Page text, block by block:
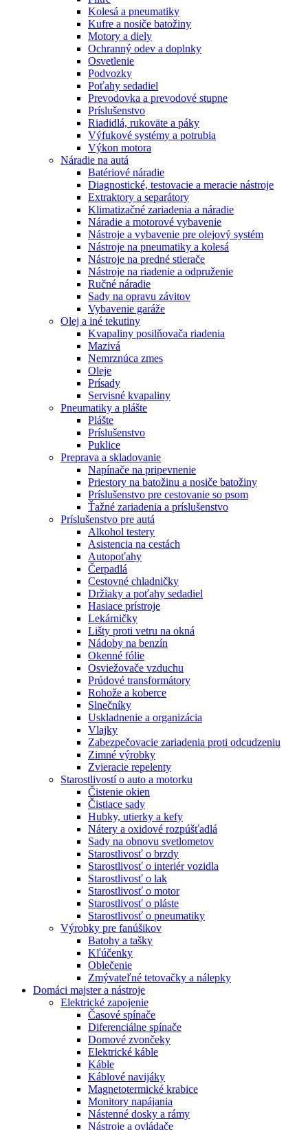
Kolesá a pneumatiky
Kufre a nosiče batožiny
Motory a diely
Ochranný odev a doplnky
Osvetlenie
Podvozky
Poťahy sedadiel
Prevodovka a prevodové stupne
Príslušenstvo
Riadidlá, rukoväte a páky
Výfukové systémy a potrubia
Výkon motora
Náradie na autá
Batériové náradie
Diagnostické, testovacie a meracie nástroje
Extraktory a separátory
Klimatizačné zariadenia a náradie
Náradie a motorové vybavenie
Nástroje a vybavenie pre olejový systém
Nástroje na pneumatiky a kolesá
Nástroje na predné stierače
Nástroje na riadenie a odpruženie
Ručné náradie
Sady na opravu závitov
Vybavenie garáže
Olej a iné tekutiny
Kvapaliny posilňovača riadenia
Mazivá
Nemrznúca zmes
Oleje
Prísady
Servisné kvapaliny
Pneumatiky a plášte
Plášte
Príslušenstvo
Puklice
Preprava a skladovanie
Napínače na pripevnenie
Priestory na batožinu a nosiče batožiny
Príslušenstvo pre cestovanie so psom
Ťažné zariadenia a príslušenstvo
Príslušenstvo pre autá
Alkohol testery
Asistencia na cestách
Autopoťahy
Čerpadlá
Cestovné chladničky
Držiaky a poťahy sedadiel
Hasiace prístroje
Lekárničky
Lišty proti vetru na okná
Nádoby na benzín
Okenné fólie
Osviežovače vzduchu
Prúdové transformátory
Rohože a koberce
Slnečníky
Uskladnenie a organizácia
Vlajky
Zabezpečovacie zariadenia proti odcudzeniu
Zimné výrobky
Zvieracie repelenty
Starostlivostí o auto a motorku
Čistenie okien
Čistiace sady
Hubky, utierky a kefy
Nátery a oxidové rozpúšťadlá
Sady na obnovu svetlometov
Starostlivosť o brzdy
Starostlivosť o interiér vozidla
Starostlivosť o lak
Starostlivosť o motor
Starostlivosť o pláste
Starostlivosť o pneumatiky
Výrobky pre fanúšikov
Batohy a tašky
Kľúčenky
Oblečenie
Zmývateľné tetovačky a nálepky
Domáci majster a nástroje
Elektrické zapojenie
Časové spínače
Diferenciálne spínače
Domové zvončeky
Elektrické káble
Káble
Káblové navijáky
Magnetotermické krabice
Monitory napájania
Nástenné dosky a rámy
Nástroje a ovládače